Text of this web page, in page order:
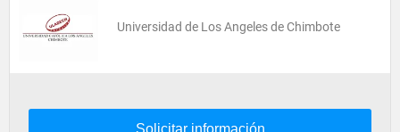
Universidad de Los Angeles de Chimbote
Solicitar información